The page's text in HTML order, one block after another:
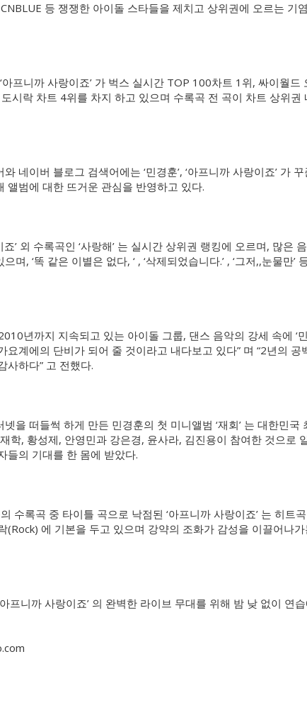
등 쟁쟁한 아이돌 스타들을 제치고 상위권에 오르는 기
프니까 사랑이죠’ 가 벅스 실시간 TOP 100차트 1위, 싸이월드
시락 차트 4위를 차지 하고 있으며 수록곡 전 곡이 차트 상위권
네이버 블로그 검색어에는 ‘민경훈’, ‘아프니까 사랑이죠’ 가
앨범에 대한 뜨거운 관심을 반영하고 있다.
’ 외 수록곡인 ‘사랑해’ 는 실시간 상위권 랭킹에 오르며, 많은
며, ‘똑 같은 이별은 없다, ‘ , ‘삭제되었습니다.’ , ‘그저,,눈물만’
년까지 지속되고 있는 아이돌 그룹, 댄스 음악의 강세 속에 ‘
요계에의 단비가 되어 줄 것이라고 내다보고 있다” 며 “2년의 공
사하다” 고 전했다.
을 떠들썩 하게 만든 민경훈의 첫 미니앨범 ‘재회’ 는 대한민국
학, 황성제, 안영민과 강은경, 윤사라, 김진용이 참여한 것으로
들의 기대를 한 몸에 받았다.
수록곡 중 타이틀 곡으로 낙점된 ‘아프니까 사랑이죠’ 는 히트
(Rock) 에 기본을 두고 있으며 강약의 조화가 감성을 이끌어나
프니까 사랑이죠’ 의 완벽한 라이브 무대를 위해 밤 낮 없이 연